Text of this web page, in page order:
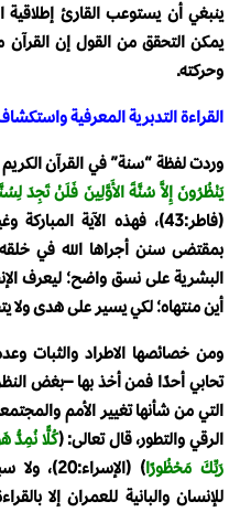
ينبغي أن يستوعب القارئ إطلاقية
يمكن التحقق من القول إن القرآن
وحركته.
القراءة التدبرية المعرفية
وردت لفظة “سنة” في القرآن الكريم
يَنْظُرُونَ إِلاَّ سُنَّةَ الأَوَّلِينَ فَلَنْ تَجِدَ
(فاطر:43)، فهذه الآية
بمقتضى سنن أجراها الله في خلقه،
البشرية على نسق واضح؛ ليعرف
أين منتهاه؛ لكي يسير على هدى ولا
ومن خصائصها الاطراد والثبات وعدم
تحابي أحدًا فمن أخذ بها –بغض
التي من شأنها تغيير الأمم
الرقي والتطور، قال تعالى: ﴿كُلًّا نُمِدُّ
رَبِّكَ مَحْظُورًا
﴾
للإنسان والبانية للعمران إلا